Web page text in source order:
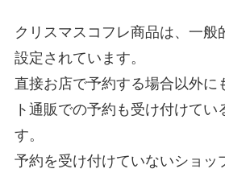
クリスマスコフレ商品は、一般
設定されています。
直接お店で予約する場合以外に
ト通販での予約も受け付けてい
す。
予約を受け付けていないショッ